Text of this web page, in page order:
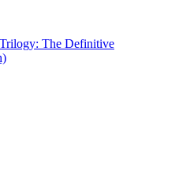
The Definitive